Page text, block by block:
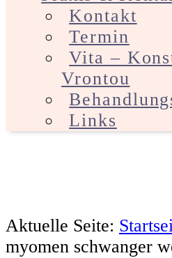
Kontakt
Termin
Vita –
Vrontou
Links
Aktuelle Seite:
myomen schwanger